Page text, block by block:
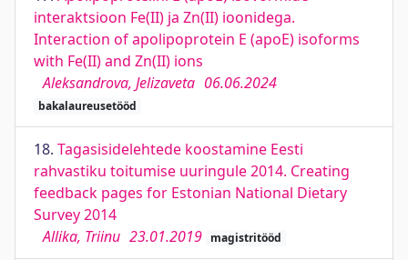
interaktsioon Fe(II) ja Zn(II) ioonidega.
Interaction of apolipoprotein E (apoE) isoforms
with Fe(II) and Zn(II) ions
Aleksandrova, Jelizaveta 06.06.2024
bakalaureusetööd
18. Tagasisidelehtede koostamine Eesti
rahvastiku toitumise uuringule 2014. Creating
feedback pages for Estonian National Dietary
Survey 2014
Allika, Triinu 23.01.2019 magistritööd